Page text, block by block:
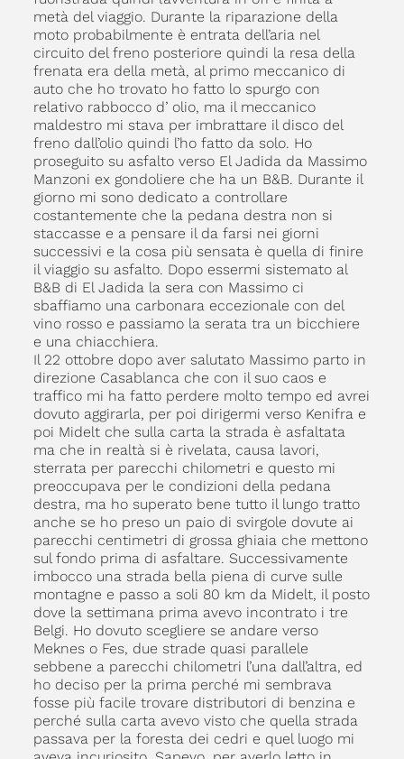
metà del viaggio. Durante la riparazione della
moto probabilmente è entrata dell’aria nel
circuito del freno posteriore quindi la resa della
frenata era della metà, al primo meccanico di
auto che ho trovato ho fatto lo spurgo con
relativo rabbocco d’ olio, ma il meccanico
maldestro mi stava per imbrattare il disco del
freno dall’olio quindi l’ho fatto da solo. Ho
proseguito su asfalto verso El Jadida da Massimo
Manzoni ex gondoliere che ha un B&B. Durante il
giorno mi sono dedicato a controllare
costantemente che la pedana destra non si
staccasse e a pensare il da farsi nei giorni
successivi e la cosa più sensata è quella di finire
il viaggio su asfalto. Dopo essermi sistemato al
B&B di El Jadida la sera con Massimo ci
sbaffiamo una carbonara eccezionale con del
vino rosso e passiamo la serata tra un bicchiere
e una chiacchiera.
Il 22 ottobre dopo aver salutato Massimo parto in
direzione Casablanca che con il suo caos e
traffico mi ha fatto perdere molto tempo ed avrei
dovuto aggirarla, per poi dirigermi verso Kenifra e
poi Midelt che sulla carta la strada è asfaltata
ma che in realtà si è rivelata, causa lavori,
sterrata per parecchi chilometri e questo mi
preoccupava per le condizioni della pedana
destra, ma ho superato bene tutto il lungo tratto
anche se ho preso un paio di svirgole dovute ai
parecchi centimetri di grossa ghiaia che mettono
sul fondo prima di asfaltare. Successivamente
imbocco una strada bella piena di curve sulle
montagne e passo a soli 80 km da Midelt, il posto
dove la settimana prima avevo incontrato i tre
Belgi. Ho dovuto scegliere se andare verso
Meknes o Fes, due strade quasi parallele
sebbene a parecchi chilometri l’una dall’altra, ed
ho deciso per la prima perché mi sembrava
fosse più facile trovare distributori di benzina e
perché sulla carta avevo visto che quella strada
passava per la foresta dei cedri e quel luogo mi